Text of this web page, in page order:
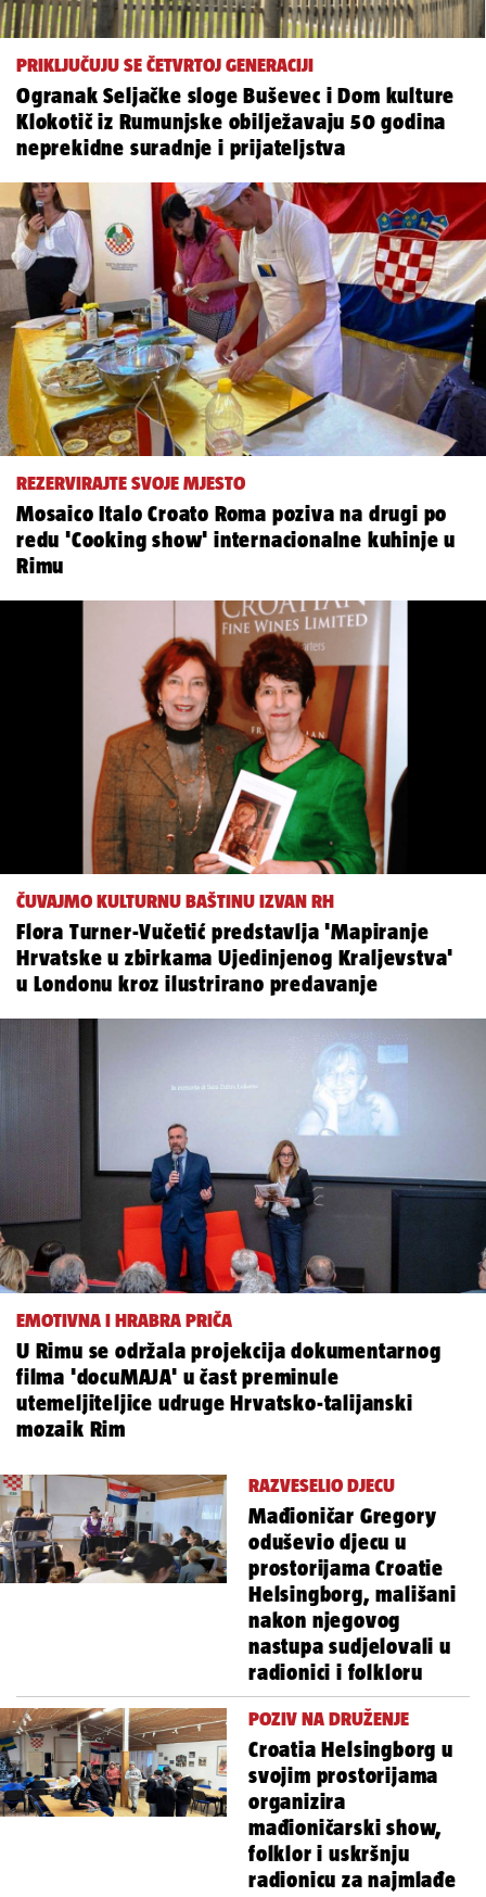
PRIKLJUČUJU SE ČETVRTOJ GENERACIJI
Ogranak Seljačke sloge Buševec i Dom kulture
Klokotič iz Rumunjske obilježavaju 50 godina
neprekidne suradnje i prijateljstva
REZERVIRAJTE SVOJE MJESTO
Mosaico Italo Croato Roma poziva na drugi po
redu 'Cooking show' internacionalne kuhinje u
Rimu
ČUVAJMO KULTURNU BAŠTINU IZVAN RH
Flora Turner-Vučetić predstavlja 'Mapiranje
Hrvatske u zbirkama Ujedinjenog Kraljevstva'
u Londonu kroz ilustrirano predavanje
EMOTIVNA I HRABRA PRIČA
U Rimu se održala projekcija dokumentarnog
filma 'docuMAJA' u čast preminule
utemeljiteljice udruge Hrvatsko-talijanski
mozaik Rim
RAZVESELIO DJECU
Mađioničar Gregory
oduševio djecu u
prostorijama Croatie
Helsingborg, mališani
nakon njegovog
nastupa sudjelovali u
radionici i folkloru
POZIV NA DRUŽENJE
Croatia Helsingborg u
svojim prostorijama
organizira
mađioničarski show,
folklor i uskršnju
radionicu za najmlađe